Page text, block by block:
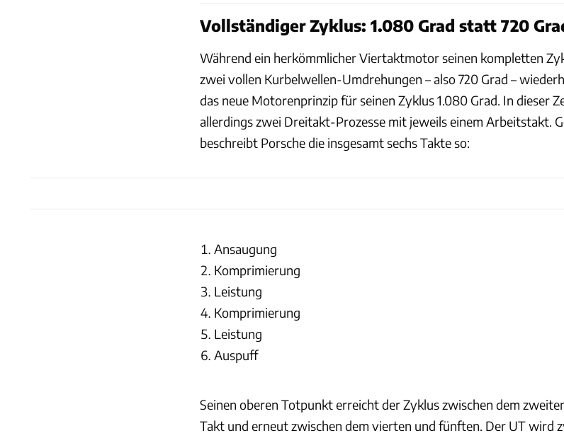
Vollständiger Zyklus: 1.080 Grad statt 720
Während ein herkömmlicher Viertaktmotor seinen kompletten
zwei vollen Kurbelwellen-Umdrehungen – also 720 Grad –
das neue Motorenprinzip für seinen Zyklus 1.080 Grad. In dieser
allerdings zwei Dreitakt-Prozesse mit jeweils einem Arbeitstakt.
beschreibt Porsche die insgesamt sechs Takte so:
Ansaugung
Komprimierung
Leistung
Komprimierung
Leistung
Auspuff
Seinen oberen Totpunkt erreicht der Zyklus zwischen dem
Takt und erneut zwischen dem vierten und fünften. Der UT wird